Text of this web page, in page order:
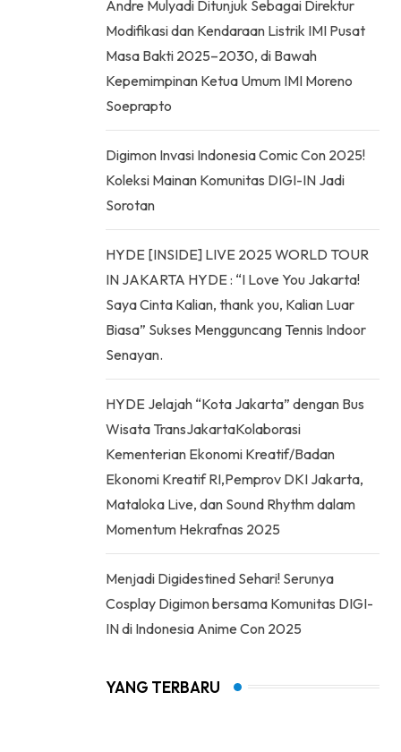
Andre Mulyadi Ditunjuk Sebagai Direktur
Modifikasi dan Kendaraan Listrik IMI Pusat
Masa Bakti 2025–2030, di Bawah
Kepemimpinan Ketua Umum IMI Moreno
Soeprapto
Digimon Invasi Indonesia Comic Con 2025!
Koleksi Mainan Komunitas DIGI-IN Jadi
Sorotan
HYDE [INSIDE] LIVE 2025 WORLD TOUR
IN JAKARTA HYDE : “I Love You Jakarta!
Saya Cinta Kalian, thank you, Kalian Luar
Biasa” Sukses Mengguncang Tennis Indoor
Senayan.
HYDE Jelajah “Kota Jakarta” dengan Bus
Wisata TransJakartaKolaborasi
Kementerian Ekonomi Kreatif/Badan
Ekonomi Kreatif RI,Pemprov DKI Jakarta,
Mataloka Live, dan Sound Rhythm dalam
Momentum Hekrafnas 2025
Menjadi Digidestined Sehari! Serunya
Cosplay Digimon bersama Komunitas DIGI-
IN di Indonesia Anime Con 2025
YANG TERBARU